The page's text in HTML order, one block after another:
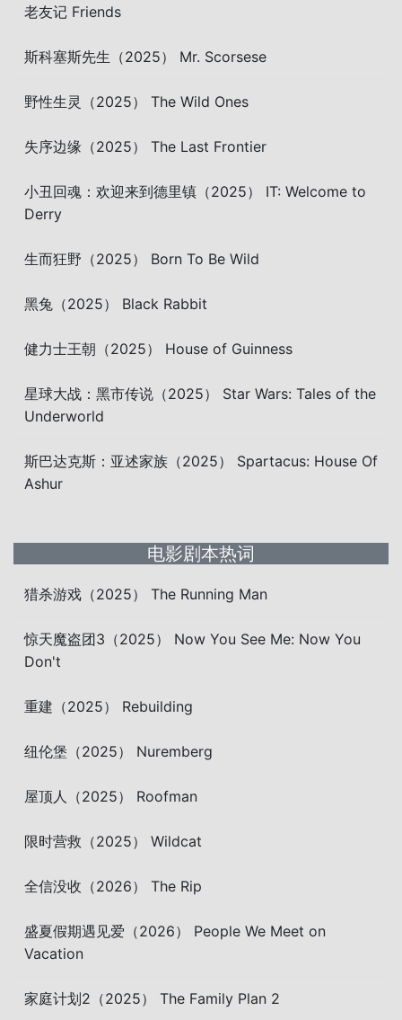
老友记 Friends
斯科塞斯先生（2025） Mr. Scorsese
野性生灵（2025） The Wild Ones
失序边缘（2025） The Last Frontier
小丑回魂：欢迎来到德里镇（2025） IT: Welcome to
Derry
生而狂野（2025） Born To Be Wild
黑兔（2025） Black Rabbit
健力士王朝（2025） House of Guinness
星球大战：黑市传说（2025） Star Wars: Tales of the
Underworld
斯巴达克斯：亚述家族（2025） Spartacus: House Of
Ashur
电影剧本热词
猎杀游戏（2025） The Running Man
惊天魔盗团3（2025） Now You See Me: Now You
Don't
重建（2025） Rebuilding
纽伦堡（2025） Nuremberg
屋顶人（2025） Roofman
限时营救（2025） Wildcat
全信没收（2026） The Rip
盛夏假期遇见爱（2026） People We Meet on
Vacation
家庭计划2（2025） The Family Plan 2